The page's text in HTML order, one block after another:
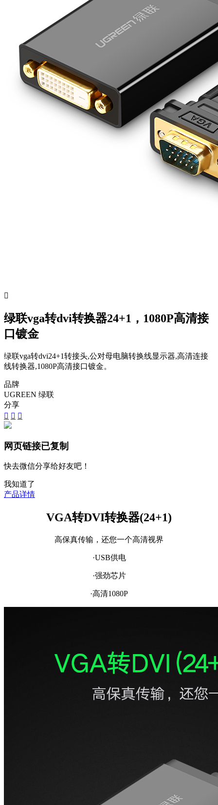

绿联vga转dvi转换器24+1，1080P高清接
口镀金
绿联vga转dvi24+1转接头,公对母电脑转换线显示器,高清连接
线转换器,1080P高清接口镀金。
品牌
UGREEN 绿联
分享
  
网页链接已复制
快去微信分享给好友吧！
我知道了
产品详情
VGA转DVI转换器(24+1)
高保真传输，还您一个高清视界
·USB供电
·强劲芯片
·高清1080P